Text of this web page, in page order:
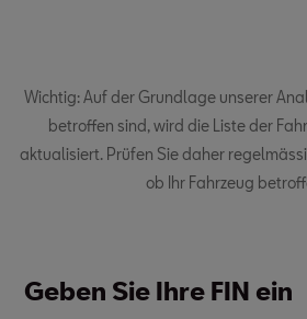
Wichtig: Auf der Grundlage unserer
betroffen sind, wird die Liste der
aktualisiert. Prüfen Sie daher
ob Ihr Fahrzeug
Geben Sie Ihre FIN ein